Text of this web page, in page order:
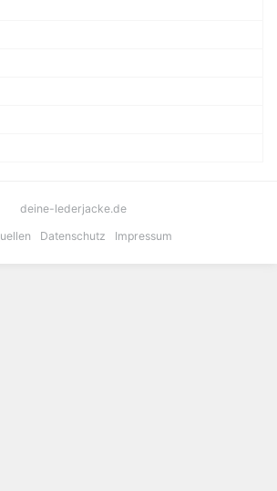
deine-lederjacke.de
Datenschutz Impressum